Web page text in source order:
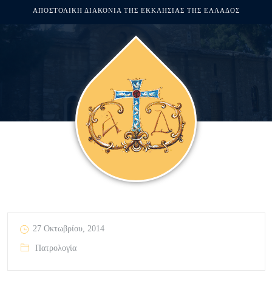
ΑΠΟΣΤΟΛΙΚΗ ΔΙΑΚΟΝΙΑ ΤΗΣ ΕΚΚΛΗΣΙΑΣ ΤΗΣ ΕΛΛΑΔΟΣ
27 Οκτωβρίου, 2014
Πατρολογία